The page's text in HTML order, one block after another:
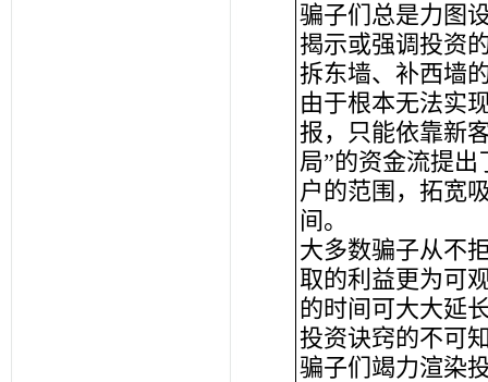
骗子们总是力图
揭示或强调投资
拆东墙、补西墙
由于根本无法实
报，只能依靠新
局”的资金流提
户的范围，拓宽
间。
大多数骗子从不
取的利益更为可
的时间可大大延
投资诀窍的不可
骗子们竭力渲染